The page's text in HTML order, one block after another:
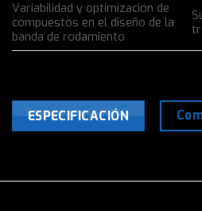
Variabilidad y optimización de
compuestos en el diseño de la
banda de rodamiento
ESPECIFICACIÓN